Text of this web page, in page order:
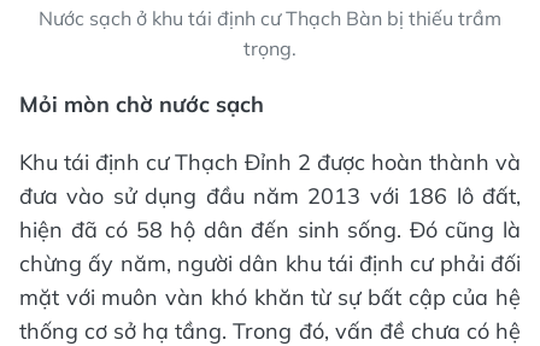
Nước sạch ở khu tái định cư Thạch Bàn bị thiếu trầm
trọng.
Mỏi mòn chờ nước sạch
Khu tái định cư Thạch Đỉnh 2 được hoàn thành và
đưa vào sử dụng đầu năm 2013 với 186 lô đất,
hiện đã có 58 hộ dân đến sinh sống. Đó cũng là
chừng ấy năm, người dân khu tái định cư phải đối
mặt với muôn vàn khó khăn từ sự bất cập của hệ
thống cơ sở hạ tầng. Trong đó, vấn đề chưa có hệ